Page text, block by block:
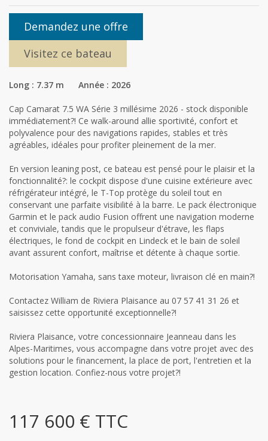
Demandez une offre
Visitez ce bateau
Long : 7.37 m Année : 2026
Cap Camarat 7.5 WA Série 3 millésime 2026 - stock disponible
immédiatement?! Ce walk-around allie sportivité, confort et
polyvalence pour des navigations rapides, stables et très
agréables, idéales pour profiter pleinement de la mer.
En version leaning post, ce bateau est pensé pour le plaisir et la
fonctionnalité?: le cockpit dispose d'une cuisine extérieure avec
réfrigérateur intégré, le T-Top protège du soleil tout en
conservant une parfaite visibilité à la barre. Le pack électronique
Garmin et le pack audio Fusion offrent une navigation moderne
et conviviale, tandis que le propulseur d'étrave, les flaps
électriques, le fond de cockpit en Lindeck et le bain de soleil
avant assurent confort, maîtrise et détente à chaque sortie.
Motorisation Yamaha, sans taxe moteur, livraison clé en main?!
Contactez William de Riviera Plaisance au 07 57 41 31 26 et
saisissez cette opportunité exceptionnelle?!
Riviera Plaisance, votre concessionnaire Jeanneau dans les
Alpes-Maritimes, vous accompagne dans votre projet avec des
solutions pour le financement, la place de port, l'entretien et la
gestion location. Confiez-nous votre projet?!
117 600 € TTC